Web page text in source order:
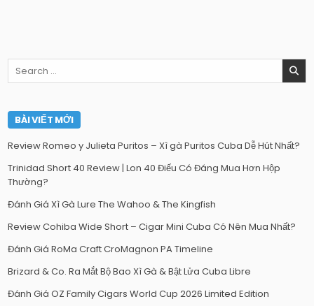
Search
for:
BÀI VIẾT MỚI
Review Romeo y Julieta Puritos – Xì gà Puritos Cuba Dễ Hút Nhất?
Trinidad Short 40 Review | Lon 40 Điếu Có Đáng Mua Hơn Hộp
Thường?
Đánh Giá Xì Gà Lure The Wahoo & The Kingfish
Review Cohiba Wide Short – Cigar Mini Cuba Có Nên Mua Nhất?
Đánh Giá RoMa Craft CroMagnon PA Timeline
Brizard & Co. Ra Mắt Bộ Bao Xì Gà & Bật Lửa Cuba Libre
Đánh Giá OZ Family Cigars World Cup 2026 Limited Edition